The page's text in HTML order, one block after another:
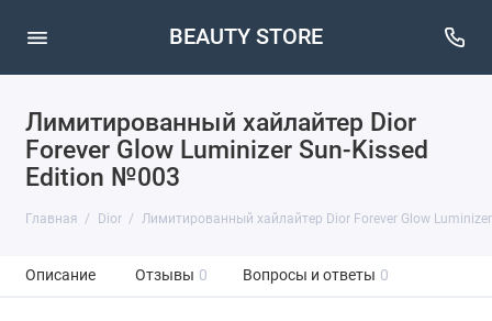
BEAUTY STORE
Лимитированный хайлайтер Dior
Forever Glow Luminizer Sun-Kissed
Edition №003
Главная Dior Лимитированный хайлайтер Dior Forever Glow
Описание Отзывы 0 Вопросы и ответы 0